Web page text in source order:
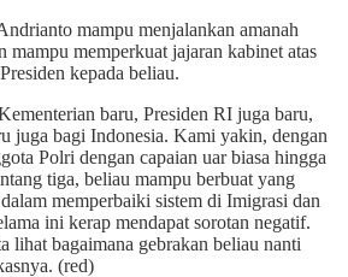
mampu menjalankan amanah
mampu memperkuat jajaran kabinet atas
kepada beliau.
baru, Presiden RI juga baru,
juga bagi Indonesia. Kami yakin, dengan
Polri dengan capaian uar biasa hingga
tiga, beliau mampu berbuat yang
memperbaiki sistem di Imigrasi dan
ini kerap mendapat sorotan negatif.
lihat bagaimana gebrakan beliau nanti
(red)